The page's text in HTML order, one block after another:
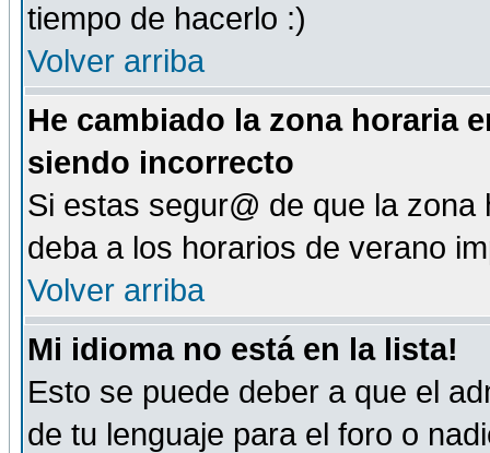
tiempo de hacerlo :)
Volver arriba
He cambiado la zona horaria
siendo incorrecto
Si estas segur@ de que la
deba a los horarios de verano
Volver arriba
Mi idioma no está en la lista!
Esto se puede deber a que el
de tu lenguaje para el foro o